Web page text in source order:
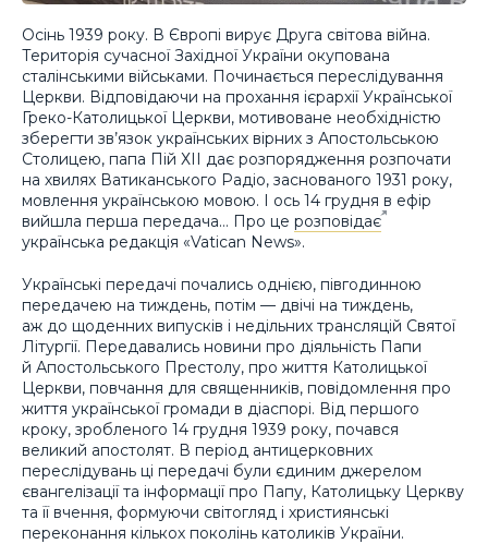
Осінь 1939 року. В Європі вирує Друга світова війна.
Територія сучасної Західної України окупована
сталінськими військами. Починається переслідування
Церкви. Відповідаючи на прохання ієрархії Української
Греко-Католицької Церкви, мотивоване необхідністю
зберегти зв’язок українських вірних з Апостольською
Столицею, папа Пій ХІІ дає розпорядження розпочати
на хвилях Ватиканського Радіо, заснованого 1931 року,
мовлення українською мовою. І ось 14 грудня в ефір
вийшла перша передача… Про це розповідає
українська редакція «Vatican News».
Українські передачі почались однією, півгодинною
передачею на тиждень, потім — двічі на тиждень,
аж до щоденних випусків і недільних трансляцій Святої
Літургії. Передавались новини про діяльність Папи
й Апостольського Престолу, про життя Католицької
Церкви, повчання для священників, повідомлення про
життя української громади в діаспорі. Від першого
кроку, зробленого 14 грудня 1939 року, почався
великий апостолят. В період антицерковних
переслідувань ці передачі були єдиним джерелом
євангелізації та інформації про Папу, Католицьку Церкву
та її вчення, формуючи світогляд і християнські
переконання кількох поколінь католиків України.